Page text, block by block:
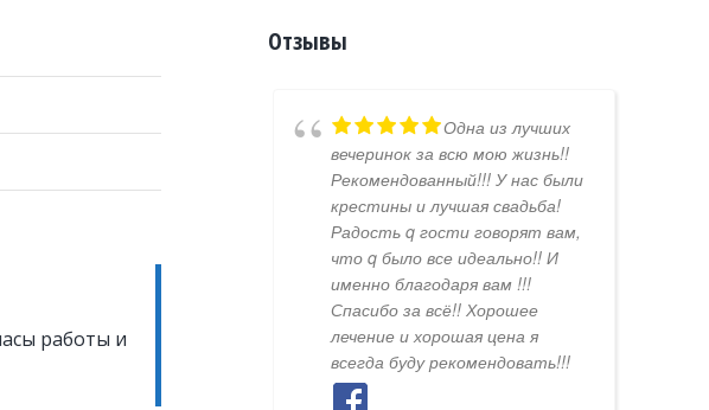
работы и
Отзывы
Одна из лучших
вечеринок за всю мою жизнь!!
Рекомендованный!!! У нас были
крестины и лучшая свадьба!
Радость q гости говорят вам,
что q было все идеально!! И
именно благодаря вам !!!
Спасибо за всё!! Хорошее
лечение и хорошая цена я
всегда буду рекомендовать!!!